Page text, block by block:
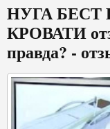
НУГА БЕСТ
КРОВАТИ
правда? -